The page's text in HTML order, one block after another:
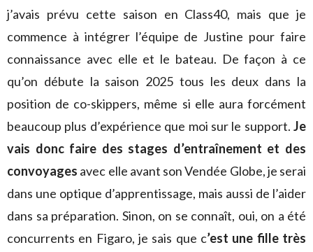
j’avais prévu cette saison en Class40, mais que je
commence à intégrer l’équipe de Justine pour faire
connaissance avec elle et le bateau. De façon à ce
qu’on débute la saison 2025 tous les deux dans la
position de co-skippers, même si elle aura forcément
beaucoup plus d’expérience que moi sur le support. Je
vais donc faire des stages d’entraînement et des
convoyages avec elle avant son Vendée Globe, je serai
dans une optique d’apprentissage, mais aussi de l’aider
dans sa préparation. Sinon, on se connaît, oui, on a été
concurrents en Figaro, je sais que c’est une fille très